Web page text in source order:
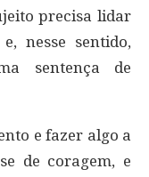
precisa lidar
nesse sentido,
sentença de
e fazer algo a
de coragem, e